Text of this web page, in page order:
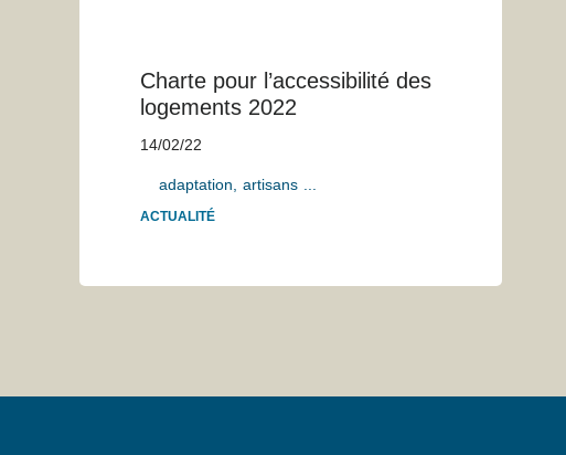
Charte pour l’accessibilité des
logements 2022
14/02/22
adaptation artisans
ACTUALITÉ